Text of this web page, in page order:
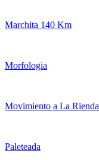
Marchita 140 Km
Morfologia
Movimiento a La Rienda
Paleteada